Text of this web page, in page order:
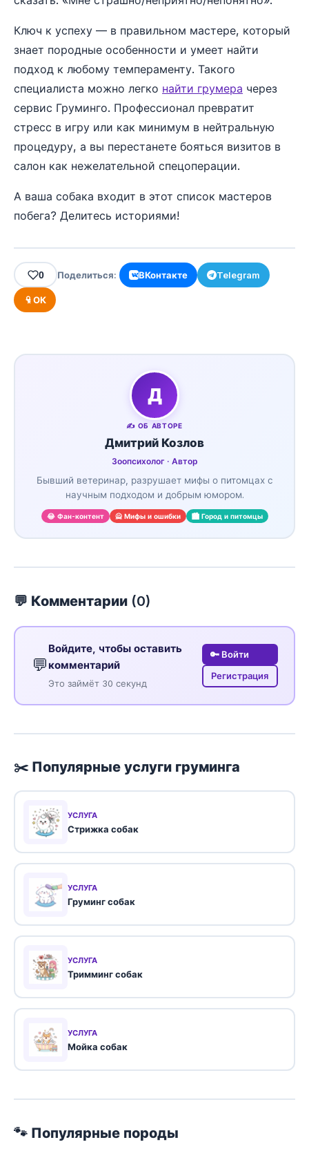
Ключ к успеху — в правильном мастере, который
знает породные особенности и умеет найти
подход к любому темпераменту. Такого
специалиста можно легко найти грумера через
сервис Груминго. Профессионал превратит
стресс в игру или как минимум в нейтральную
процедуру, а вы перестанете бояться визитов в
салон как нежелательной спецоперации.
А ваша собака входит в этот список мастеров
побега? Делитесь историями!
0 Поделиться: ВКонтакте Telegram
ОК
Д
✍️ ОБ АВТОРЕ
Дмитрий Козлов
Зоопсихолог · Автор
Бывший ветеринар, разрушает мифы о питомцах с
научным подходом и добрым юмором.
😂 Фан-контент 🙅 Мифы и ошибки 🏙️ Город и питомцы
💬 Комментарии (0)
💬
Войдите, чтобы оставить
комментарий
Это займёт 30 секунд
🔑 Войти
Регистрация
✂️ Популярные услуги груминга
УСЛУГА
Стрижка собак
УСЛУГА
Груминг собак
УСЛУГА
Тримминг собак
УСЛУГА
Мойка собак
🐾 Популярные породы